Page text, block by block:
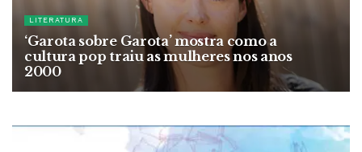
LITERATURA
‘Garota sobre Garota’ mostra como a
cultura pop traiu as mulheres nos anos
2000